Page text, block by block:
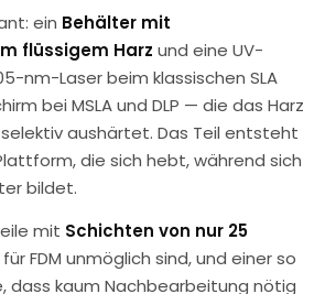
ein Behälter mit
flüssigem Harz und eine UV-
nm-Laser beim klassischen SLA
bei MSLA und DLP — die das Harz
aushärtet. Das Teil entsteht
die sich hebt, während sich
bildet.
mit Schichten von nur 25
FDM unmöglich sind, und einer so
dass kaum Nachbearbeitung nötig